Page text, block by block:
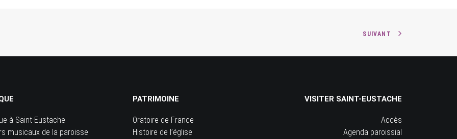
SUIVANT
à Saint-Eustache
musicaux de la paroisse
PATRIMOINE
Oratoire de France
Histoire de l’église
VISITER SAINT-EUSTACHE
Accès
Agenda paroissial